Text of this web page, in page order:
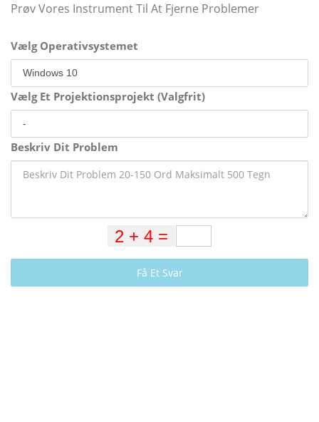
Prøv Vores Instrument Til At Fjerne Problemer
Vælg Operativsystemet
Vælg Et Projektionsprojekt (Valgfrit)
Beskriv Dit Problem
Få Et Svar